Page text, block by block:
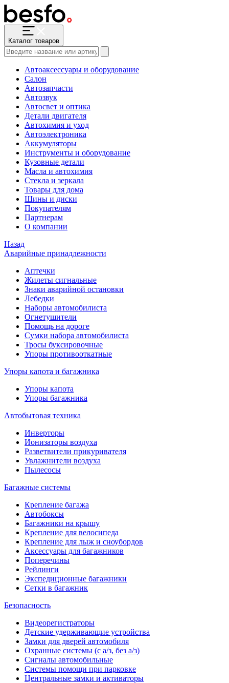
Каталог товаров
Автоаксессуары и оборудование
Салон
Автозапчасти
Автозвук
Автосвет и оптика
Детали двигателя
Автохимия и уход
Автоэлектроника
Аккумуляторы
Инструменты и оборудование
Кузовные детали
Масла и автохимия
Стекла и зеркала
Товары для дома
Шины и диски
Покупателям
Партнерам
О компании
Назад
Аварийные принадлежности
Аптечки
Жилеты сигнальные
Знаки аварийной остановки
Лебедки
Наборы автомобилиста
Огнетушители
Помощь на дороге
Сумки набора автомобилиста
Тросы буксировочные
Упоры противооткатные
Упоры капота и багажника
Упоры капота
Упоры багажника
Автобытовая техника
Инверторы
Ионизаторы воздуха
Разветвители прикуривателя
Увлажнители воздуха
Пылесосы
Багажные системы
Крепление багажа
Автобоксы
Багажники на крышу
Крепление для велосипеда
Крепление для лыж и сноубордов
Аксессуары для багажников
Поперечины
Рейлинги
Экспедиционные багажники
Сетки в багажник
Безопасность
Видеорегистраторы
Детские удерживающие устройства
Замки для дверей автомобиля
Охранные системы (с а/з, без а/з)
Сигналы автомобильные
Системы помощи при парковке
Центральные замки и активаторы